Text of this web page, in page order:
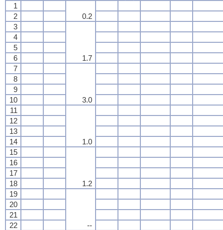
1
0.2
2
3
1.7
4
5
6
7
3.0
8
9
10
11
1.0
12
13
14
15
1.2
16
17
18
19
--
20
21
22